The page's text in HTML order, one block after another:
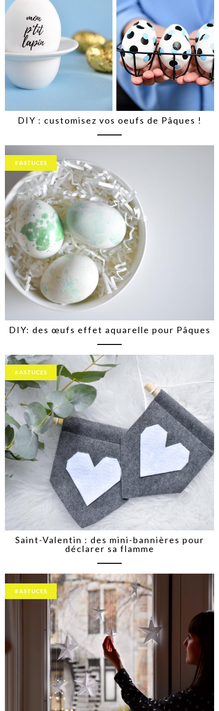
DIY : customisez vos oeufs de Pâques !
ASTUCES
DIY: des œufs effet aquarelle pour Pâques
ASTUCES
Saint-Valentin : des mini-bannières pour
déclarer sa flamme
ASTUCES